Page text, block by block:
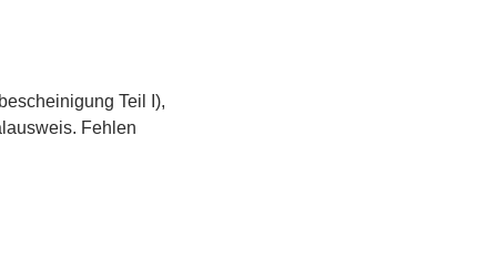
Teil I),
Fehlen